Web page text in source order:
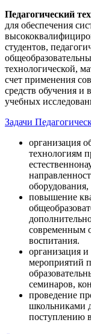
Педагогический
для обеспечения
студентов,
технологической,
счет применения
средств обучения и
учебных
Задачи
организация
технологиям
повышение
современным
воспитания.
организация
мероприятий
семинаров,
проведение
школьниками
поступлению